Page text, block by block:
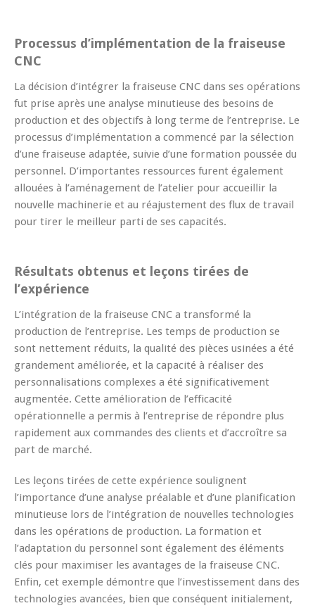
Processus d’implémentation de la fraiseuse
CNC
La décision d’intégrer la fraiseuse CNC dans ses opérations
fut prise après une analyse minutieuse des besoins de
production et des objectifs à long terme de l’entreprise. Le
processus d’implémentation a commencé par la sélection
d’une fraiseuse adaptée, suivie d’une formation poussée du
personnel. D’importantes ressources furent également
allouées à l’aménagement de l’atelier pour accueillir la
nouvelle machinerie et au réajustement des flux de travail
pour tirer le meilleur parti de ses capacités.
Résultats obtenus et leçons tirées de
l’expérience
L’intégration de la fraiseuse CNC a transformé la
production de l’entreprise. Les temps de production se
sont nettement réduits, la qualité des pièces usinées a été
grandement améliorée, et la capacité à réaliser des
personnalisations complexes a été significativement
augmentée. Cette amélioration de l’efficacité
opérationnelle a permis à l’entreprise de répondre plus
rapidement aux commandes des clients et d’accroître sa
part de marché.
Les leçons tirées de cette expérience soulignent
l’importance d’une analyse préalable et d’une planification
minutieuse lors de l’intégration de nouvelles technologies
dans les opérations de production. La formation et
l’adaptation du personnel sont également des éléments
clés pour maximiser les avantages de la fraiseuse CNC.
Enfin, cet exemple démontre que l’investissement dans des
technologies avancées, bien que conséquent initialement,